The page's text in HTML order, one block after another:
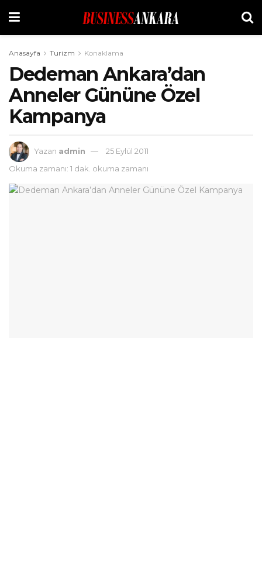
Anasayfa Turizm Konaklama
Dedeman Ankara’dan
Anneler Gününe Özel
Kampanya
Yazan admin
25 Eylül 2011
Okuma zamanı: 1 dak. okuma zamanı